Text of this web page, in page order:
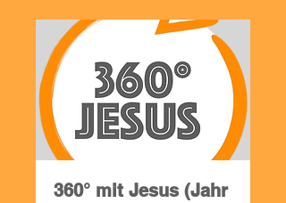
360° mit Jesus (Jahr